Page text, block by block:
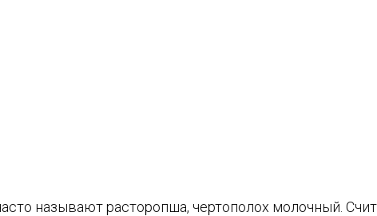
называют расторопша, чертополох молочный.